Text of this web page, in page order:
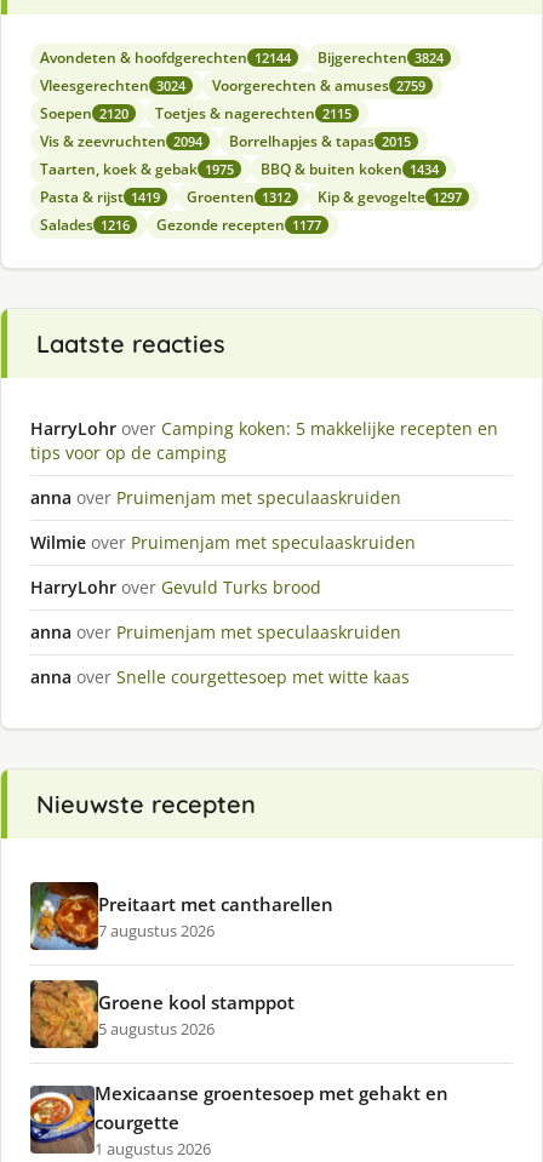
Avondeten & hoofdgerechten 12144 Bijgerechten 3824
Vleesgerechten 3024 Voorgerechten & amuses 2759
Soepen 2120 Toetjes & nagerechten 2115
Vis & zeevruchten 2094 Borrelhapjes & tapas 2015
Taarten, koek & gebak 1975 BBQ & buiten koken 1434
Pasta & rijst 1419 Groenten 1312 Kip & gevogelte 1297
Salades 1216 Gezonde recepten 1177
Laatste reacties
HarryLohr over Camping koken: 5 makkelijke recepten en
tips voor op de camping
anna over Pruimenjam met speculaaskruiden
Wilmie over Pruimenjam met speculaaskruiden
HarryLohr over Gevuld Turks brood
anna over Pruimenjam met speculaaskruiden
anna over Snelle courgettesoep met witte kaas
Nieuwste recepten
Preitaart met cantharellen
7 augustus 2026
Groene kool stamppot
5 augustus 2026
Mexicaanse groentesoep met gehakt en
courgette
1 augustus 2026